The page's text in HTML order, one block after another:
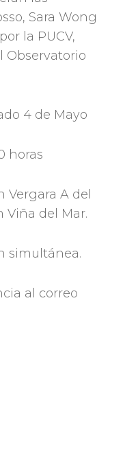
Sara Wong
la PUCV,
Observatorio
4 de Mayo
horas
Vergara A del
Viña del Mar.
simultánea.
al correo